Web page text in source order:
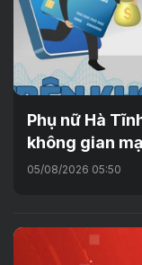
Phụ nữ Hà
không gian
05/08/2026 05:50